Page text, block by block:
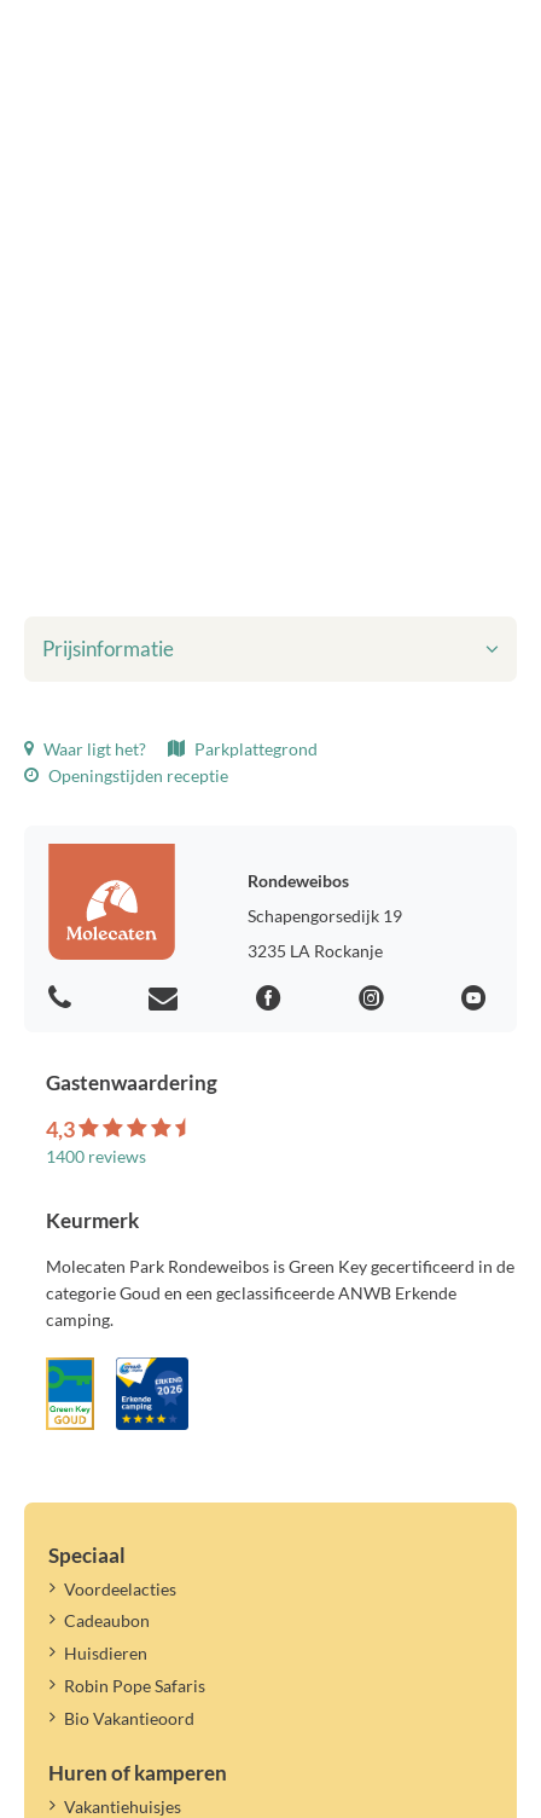
Prijsinformatie
Getoonde prijzen zijn inclusief:
Opgegeven aantal personen
Toeristenbelasting
Eén bijzettent (max. 6 m²)
Elektra (10 amp.)
Water
Riool
WiFi
Toeristenbelasting:
Voorkeursplaats:
Overige tarieven:
Extra persoon, per nacht tarief: € 2,20 (2026) | € 2,30 (2027)
Tweede bijzettent (max. 6 m², indien mogelijk), per nacht: € 3,90
Tweede voertuig (op centrale parkeerplaats en indien mogelijk),
per nacht: € 5,60 (2026) | € 5,90 (2027)
Logé, per nacht (exclusief toeristenbelasting): € 5,00 (2026) | €
Belangrijke informatie:
Extra personen en logés betalen ook toeristenbelasting.
De prijs voor extra personen geldt voor extra personen die de
gehele verblijfsduur aanwezig zijn. Voor extra personen die korter
verblijven, betaal je het logé tarief.
Wisselen van personen/namen binnen het opgegeven aantal is niet
De toeristenbelasting geldt voor het benoemde jaartal. Een nieuw
Waar ligt het?
Parkplattegrond
Openingstijden receptie
Rondeweibos
Schapengorsedijk 19
3235 LA Rockanje
Gastenwaardering
4,3
1400 reviews
Keurmerk
Molecaten Park Rondeweibos is Green Key gecertificeerd in de
categorie Goud en een geclassificeerde ANWB Erkende
camping.
Speciaal
Voordeelacties
Cadeaubon
Huisdieren
Robin Pope Safaris
Bio Vakantieoord
Huren of kamperen
Vakantiehuisjes